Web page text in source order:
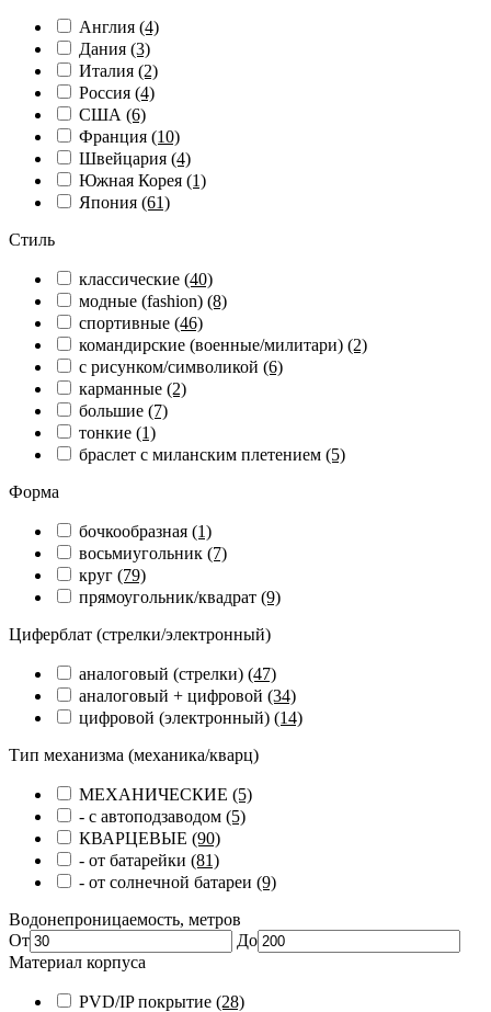
Англия (4)
Дания (3)
Италия (2)
Россия (4)
США (6)
Франция (10)
Швейцария (4)
Южная Корея (1)
Япония (61)
Стиль
классические (40)
модные (fashion) (8)
спортивные (46)
командирские (военные/милитари) (2)
с рисунком/символикой (6)
карманные (2)
большие (7)
тонкие (1)
браслет с миланским плетением (5)
Форма
бочкообразная (1)
восьмиугольник (7)
круг (79)
прямоугольник/квадрат (9)
Циферблат (стрелки/электронный)
аналоговый (стрелки) (47)
аналоговый + цифровой (34)
цифровой (электронный) (14)
Тип механизма (механика/кварц)
МЕХАНИЧЕСКИЕ (5)
- с автоподзаводом (5)
КВАРЦЕВЫЕ (90)
- от батарейки (81)
- от солнечной батареи (9)
Водонепроницаемость, метров
От
До
Материал корпуса
PVD/IP покрытие (28)